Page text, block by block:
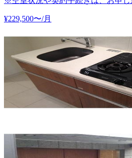
¥229,500〜/月